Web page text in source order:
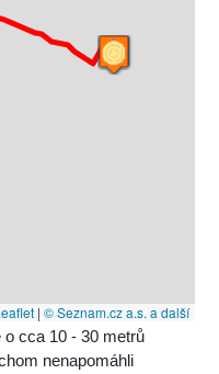
| © Seznam.cz a.s. a další
o cca 10 - 30 metrů
nenapomáhli